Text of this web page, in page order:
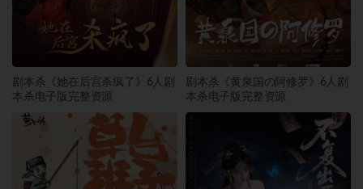
剧本杀《她在后宫杀疯了》6人剧
本杀电子版完整资源
剧本杀《黄泉国の阿修罗》6人剧
本杀电子版完整资源